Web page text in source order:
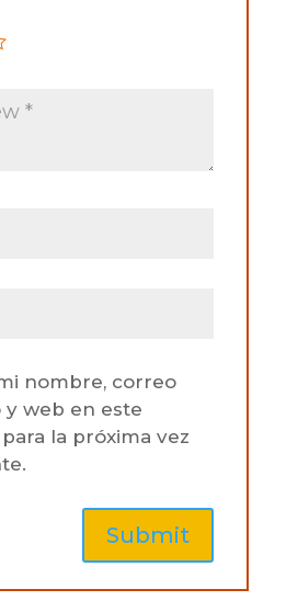
nombre, correo
web en este
la próxima vez